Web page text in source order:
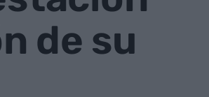
de su